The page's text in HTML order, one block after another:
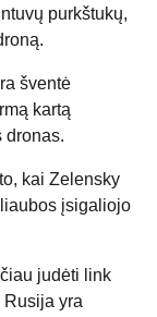
purkštukų,
šventė
kartą
dronas.
kai Zelensky
įsigaliojo
judėti link
yra